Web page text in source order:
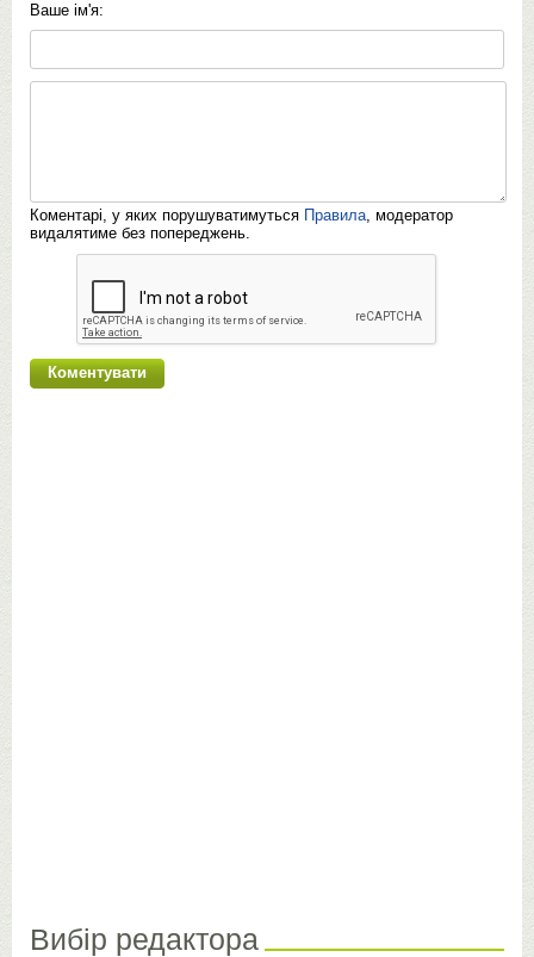
Ваше ім'я:
Коментарі, у яких порушуватимуться Правила, модератор
видалятиме без попереджень.
Вибір редактора